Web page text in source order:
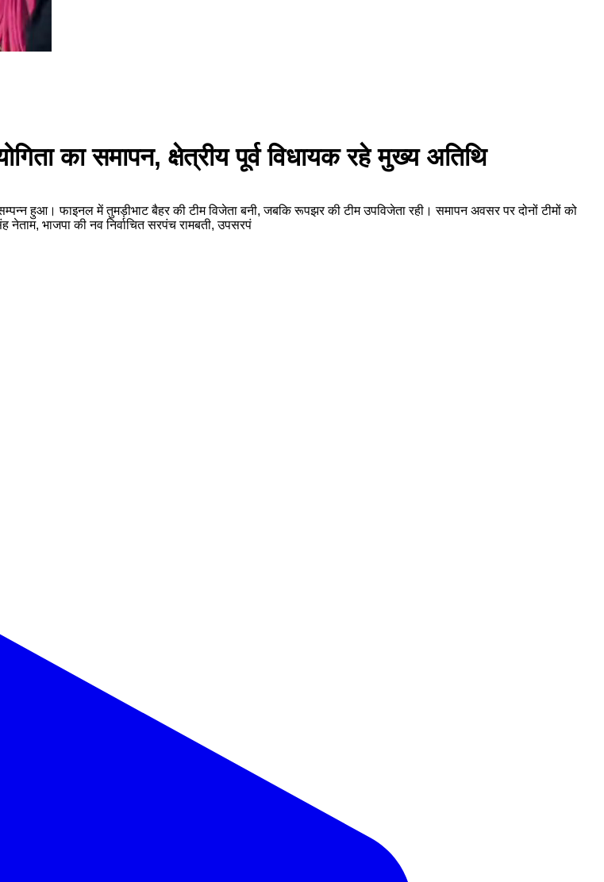
का समापन, क्षेत्रीय पूर्व विधायक रहे मुख्य अतिथि
हुआ। फाइनल में तुमड़ीभाट बैहर की टीम विजेता बनी, जबकि रूपझर की टीम उपविजेता रही। समापन अवसर पर दोनों टीमों को
नेताम, भाजपा की नव निर्वाचित सरपंच रामबती, उपसरपं